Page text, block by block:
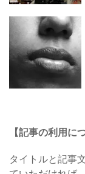
【記事の利用に
タイトルと記事